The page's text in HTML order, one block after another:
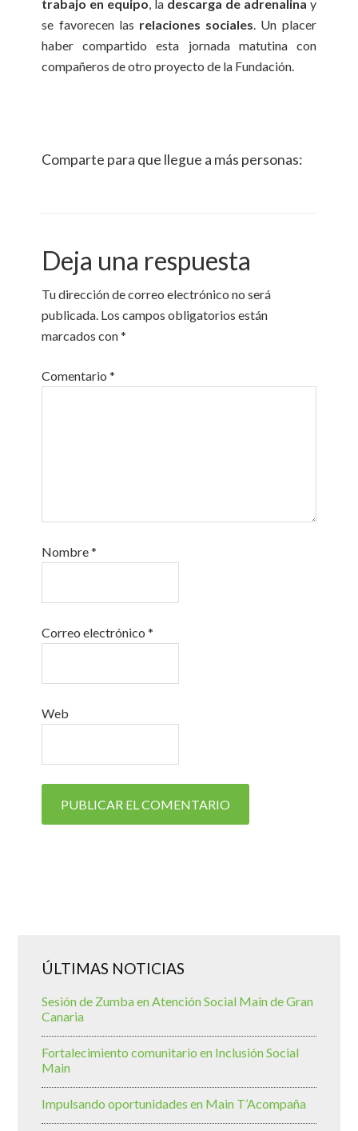
trabajo en equipo, la descarga de adrenalina y
se favorecen las relaciones sociales. Un placer
haber compartido esta jornada matutina con
compañeros de otro proyecto de la Fundación.
Comparte para que llegue a más personas:
Deja una respuesta
Tu dirección de correo electrónico no será
publicada. Los campos obligatorios están
marcados con*
Comentario*
Nombre*
Correo electrónico*
Web
ÚLTIMAS NOTICIAS
Sesión de Zumba en Atención Social Main de Gran
Canaria
Fortalecimiento comunitario en Inclusión Social
Main
Impulsando oportunidades en Main T’Acompaña